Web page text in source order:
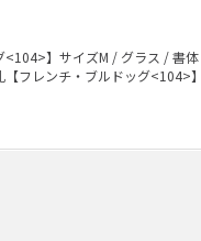
】サイズM / グラス / 書体
【フレンチ・ブルドッグ<104>